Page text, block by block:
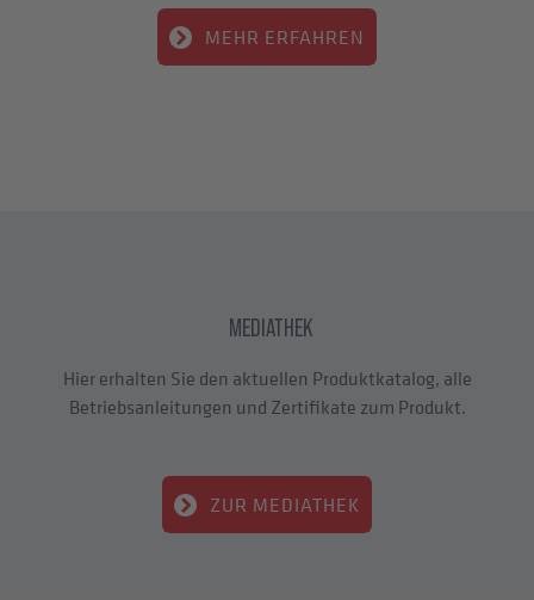
MEHR ERFAHREN
MEDIATHEK
Hier erhalten Sie den aktuellen Produktkatalog, alle
Betriebsanleitungen und Zertifikate zum Produkt.
ZUR MEDIATHEK